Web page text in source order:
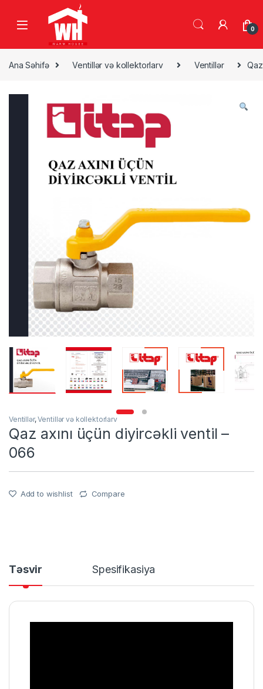
Skip to navigation
0
Ana Səhifə Ventillər və kollektorlarv Ventillər
Ventillər,Ventillər və kollektorlarv
Qaz axını üçün diyircəkli ventil –
066
Add to wishlist Compare
Təsvir Spesifikasiya